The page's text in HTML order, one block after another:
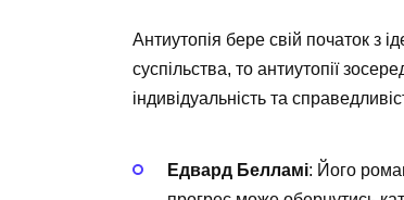
Антиутопія бере свій початок з
суспільства, то антиутопії
індивідуальність та
Едвард Белламі: Його